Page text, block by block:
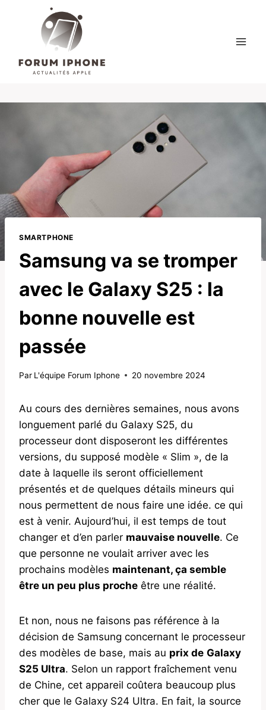
SMARTPHONE
Samsung va se tromper
avec le Galaxy S25 : la
bonne nouvelle est
passée
Par L'équipe Forum Iphone 20 novembre 2024
Au cours des dernières semaines, nous avons
longuement parlé du Galaxy S25, du
processeur dont disposeront les différentes
versions, du supposé modèle « Slim », de la
date à laquelle ils seront officiellement
présentés et de quelques détails mineurs qui
nous permettent de nous faire une idée. ce qui
est à venir. Aujourd’hui, il est temps de tout
changer et d’en parler mauvaise nouvelle. Ce
que personne ne voulait arriver avec les
prochains modèles maintenant, ça semble
être un peu plus proche être une réalité.
Et non, nous ne faisons pas référence à la
décision de Samsung concernant le processeur
des modèles de base, mais au prix de Galaxy
S25 Ultra. Selon un rapport fraîchement venu
de Chine, cet appareil coûtera beaucoup plus
cher que le Galaxy S24 Ultra. En fait, la source